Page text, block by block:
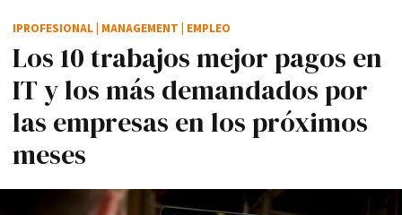
Los 10 trabajos mejor pagos en
IT y los más demandados por
las empresas en los próximos
meses
IPROFESIONAL MANAGEMENT EMPLEO